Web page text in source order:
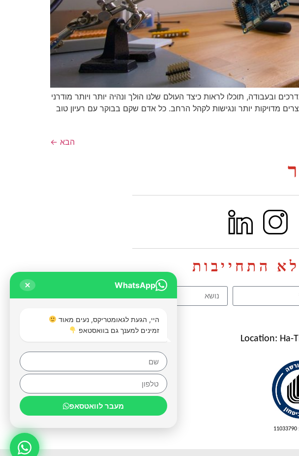
ובעבודה, תוכלו לראות כיצד העולם שלנו הולך ונהיה יותר ויותר מודרני
מדויקות יותר ונגישות לקהל הרחב. כל אדם שקם בבוקר עם רעיון טוב
הבא ←
התחייבות
Location: Ha-
WhatsApp
היי, הגעת לגאומטריקס, נעים מאוד
זמינים למענך גם בוואסטאפ
מעבר לוואטסאפ